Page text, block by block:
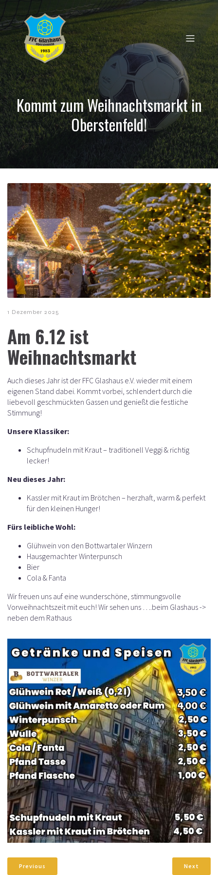
Kommt zum Weihnachtsmarkt in
Oberstenfeld!
1 Dezember 2025
Am 6.12 ist
Weihnachtsmarkt
Auch dieses Jahr ist der FFC Glashaus e.V. wieder mit einem
eigenen Stand dabei. Kommt vorbei, schlendert durch die
liebevoll geschmückten Gassen und genießt die festliche
Stimmung!
Unsere Klassiker:
Schupfnudeln mit Kraut – traditionell Veggi & richtig
lecker!
Neu dieses Jahr:
Kassler mit Kraut im Brötchen – herzhaft, warm & perfekt
für den kleinen Hunger!
Fürs leibliche Wohl:
Glühwein von den Bottwartaler Winzern
Hausgemachter Winterpunsch
Bier
Cola & Fanta
Wir freuen uns auf eine wunderschöne, stimmungsvolle
Vorweihnachtszeit mit euch! Wir sehen uns ….beim Glashaus ->
neben dem Rathaus
Previous Next